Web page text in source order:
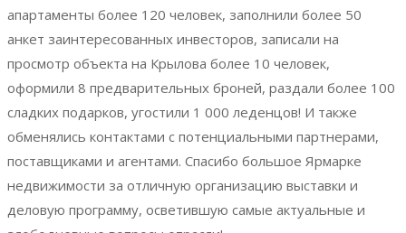
апартаменты более 120 человек, заполнили более 50
анкет заинтересованных инвесторов, записали на
просмотр объекта на Крылова более 10 человек,
оформили 8 предварительных броней, раздали более 100
сладких подарков, угостили 1 000 леденцов! И также
обменялись контактами с потенциальными партнерами,
поставщиками и агентами. Спасибо большое Ярмарке
недвижимости за отличную организацию выставки и
деловую программу, осветившую самые актуальные и